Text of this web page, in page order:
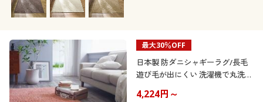
最大30％OFF
日本製 防ダニシャギーラグ/長毛
遊び毛が出にくい 洗濯機で丸洗い
4,224円～